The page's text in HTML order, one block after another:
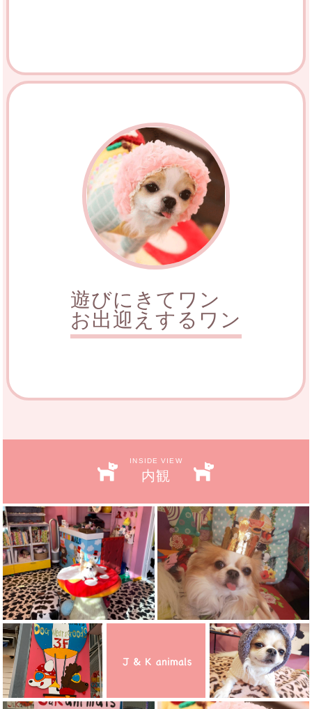
遊びにきてワン
お出迎えするワン
INSIDE VIEW
内観